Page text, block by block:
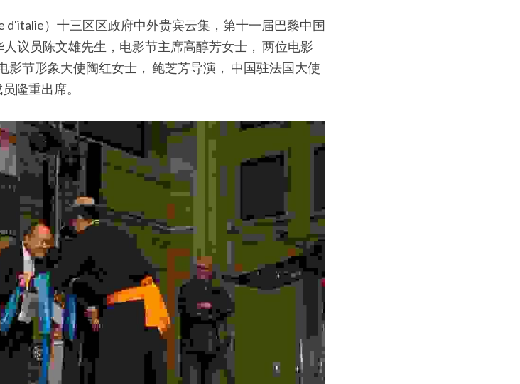
d'italie）十三区区政府中外贵宾云集，第十一届巴黎中国
议员陈文雄先生，电影节主席高醇芳女士， 两位电影
节形象大使陶红女士， 鲍芝芳导演， 中国驻法国大使
隆重出席。